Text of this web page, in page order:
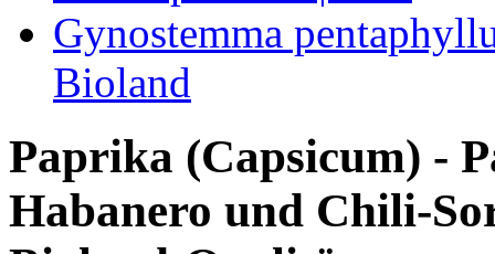
Gynostemma
Bioland
Paprika (Capsicum) -
Habanero und Chili-